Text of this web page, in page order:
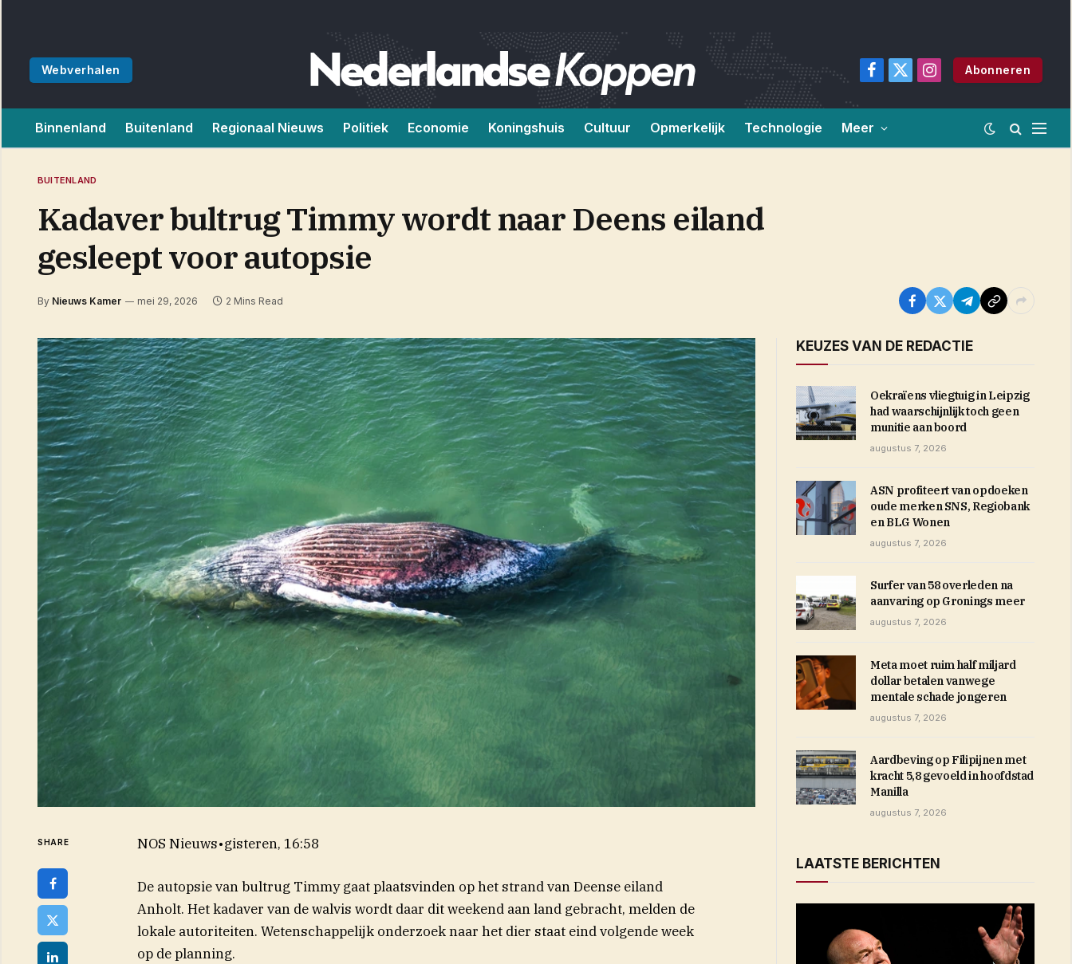
Webverhalen
Facebook
X
Instagram
Abonneren
Binnenland Buitenland Regionaal Nieuws Politiek Economie Koningshuis Cultuur Opmerkelijk Technologie Meer
BUITENLAND
Kadaver bultrug Timmy wordt naar Deens eiland
gesleept voor autopsie
By Nieuws Kamer mei 29, 2026 2 Mins Read
SHARE NOS Nieuws•gisteren, 16:58
De autopsie van bultrug Timmy gaat plaatsvinden op het strand van Deense eiland
Anholt. Het kadaver van de walvis wordt daar dit weekend aan land gebracht, melden de
lokale autoriteiten. Wetenschappelijk onderzoek naar het dier staat eind volgende week
op de planning.
KEUZES VAN DE REDACTIE
Oekraïens vliegtuig in Leipzig
had waarschijnlijk toch geen
munitie aan boord
augustus 7, 2026
ASN profiteert van opdoeken
oude merken SNS, Regiobank
en BLG Wonen
augustus 7, 2026
Surfer van 58 overleden na
aanvaring op Gronings meer
augustus 7, 2026
Meta moet ruim half miljard
dollar betalen vanwege
mentale schade jongeren
augustus 7, 2026
Aardbeving op Filipijnen met
kracht 5,8 gevoeld in hoofdstad
Manilla
augustus 7, 2026
LAATSTE BERICHTEN